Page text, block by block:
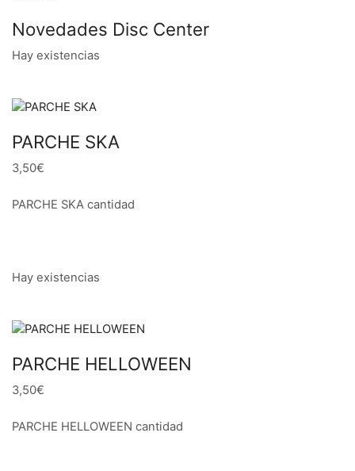
Novedades Disc Center
Hay existencias
PARCHE SKA
3,50€
PARCHE SKA cantidad
Hay existencias
PARCHE HELLOWEEN
3,50€
PARCHE HELLOWEEN cantidad